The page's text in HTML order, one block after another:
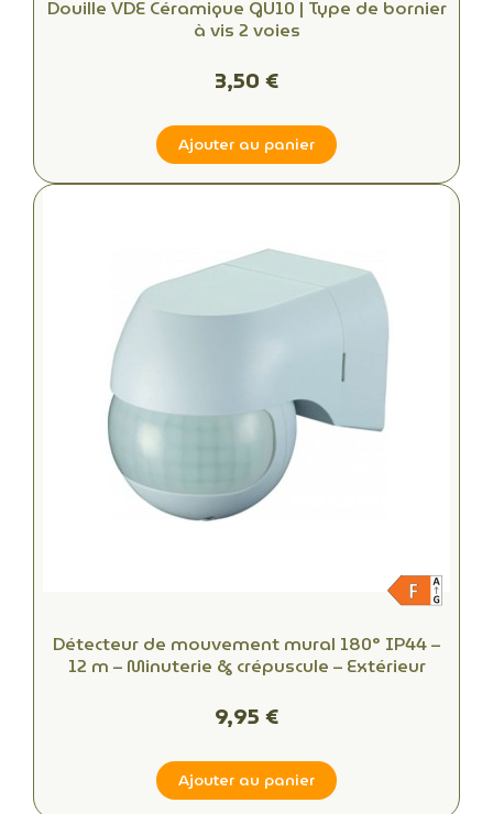
Douille VDE Céramique GU10 | Type de bornier
à vis 2 voies
3,50 €
Ajouter au panier
Détecteur de mouvement mural 180° IP44 –
12 m – Minuterie & crépuscule – Extérieur
9,95 €
Ajouter au panier